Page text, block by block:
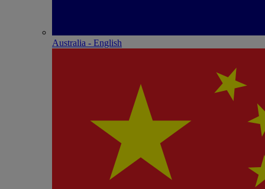
Australia - English